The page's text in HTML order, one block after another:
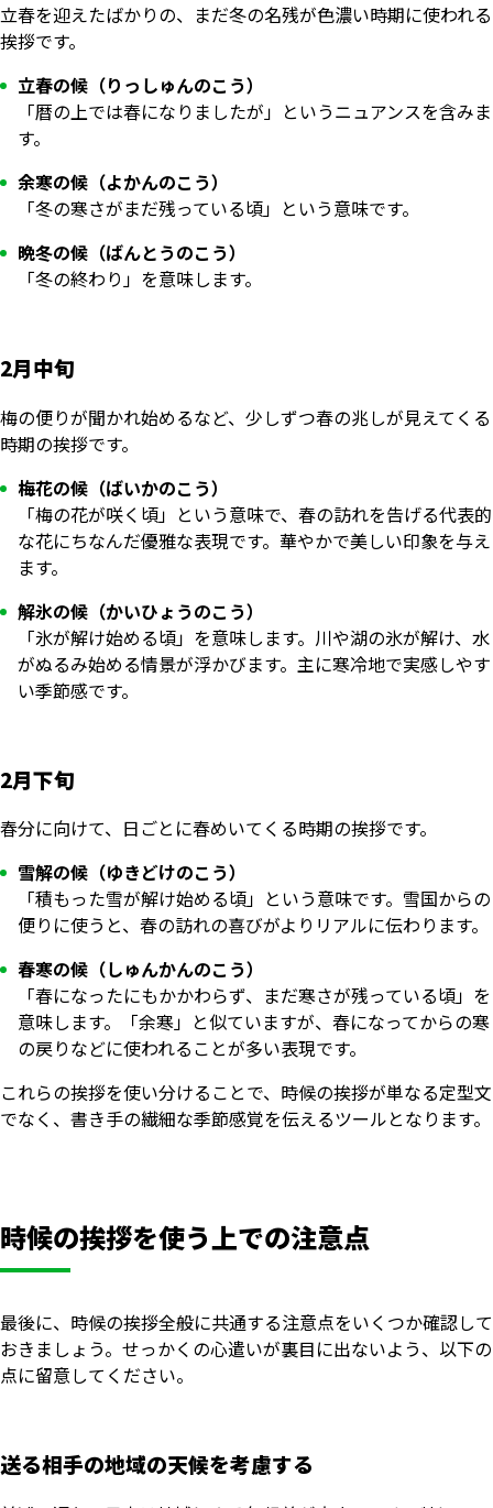
立春を迎えたばかりの、まだ冬の名残が色濃い時期に使われる
挨拶です。
立春の候（りっしゅんのこう）
「暦の上では春になりましたが」というニュアンスを含みま
す。
余寒の候（よかんのこう）
「冬の寒さがまだ残っている頃」という意味です。
晩冬の候（ばんとうのこう）
「冬の終わり」を意味します。
2月中旬
梅の便りが聞かれ始めるなど、少しずつ春の兆しが見えてくる
時期の挨拶です。
梅花の候（ばいかのこう）
「梅の花が咲く頃」という意味で、春の訪れを告げる代表的
な花にちなんだ優雅な表現です。華やかで美しい印象を与え
ます。
解氷の候（かいひょうのこう）
「氷が解け始める頃」を意味します。川や湖の氷が解け、水
がぬるみ始める情景が浮かびます。主に寒冷地で実感しやす
い季節感です。
2月下旬
春分に向けて、日ごとに春めいてくる時期の挨拶です。
雪解の候（ゆきどけのこう）
「積もった雪が解け始める頃」という意味です。雪国からの
便りに使うと、春の訪れの喜びがよりリアルに伝わります。
春寒の候（しゅんかんのこう）
「春になったにもかかわらず、まだ寒さが残っている頃」を
意味します。「余寒」と似ていますが、春になってからの寒
の戻りなどに使われることが多い表現です。
これらの挨拶を使い分けることで、時候の挨拶が単なる定型文
でなく、書き手の繊細な季節感覚を伝えるツールとなります。
時候の挨拶を使う上での注意点
最後に、時候の挨拶全般に共通する注意点をいくつか確認して
おきましょう。せっかくの心遣いが裏目に出ないよう、以下の
点に留意してください。
送る相手の地域の天候を考慮する